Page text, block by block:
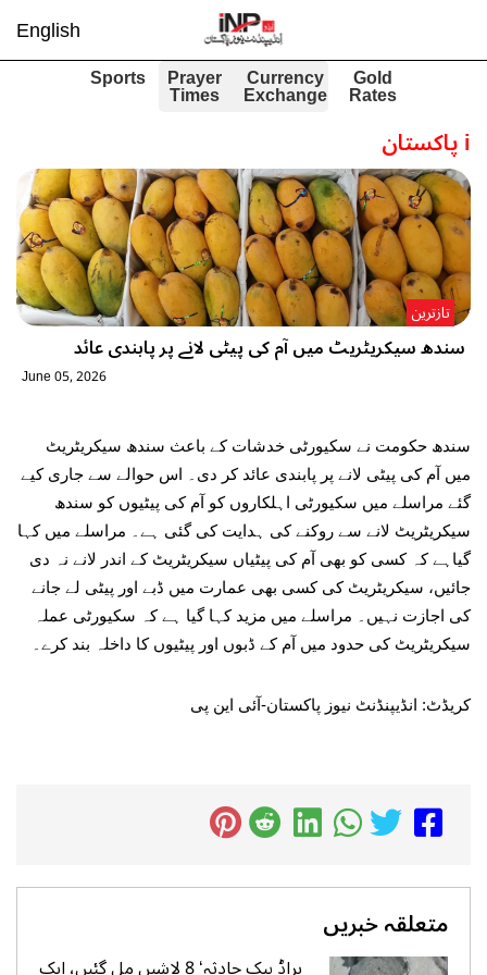
English
Gold
Rates
Currency
Exchange
Prayer
Times
Sports
iپاکستان
سندھ سیکریٹریٹ میں آم کی پیٹی لانے پر پابندی عائد
تازترین
June 05, 2026
سندھ حکومت نے سکیورٹی خدشات کے باعث سندھ سیکریٹریٹ
میں آم کی پیٹی لانے پر پابندی عائد کر دی۔ اس حوالے سے جاری کیے
گئے مراسلے میں سکیورٹی اہلکاروں کو آم کی پیٹیوں کو سندھ
سیکریٹریٹ لانے سے روکنے کی ہدایت کی گئی ہے۔ مراسلے میں کہا
گیاہے کہ کسی کو بھی آم کی پیٹیاں سیکریٹریٹ کے اندر لانے نہ دی
جائیں، سیکریٹریٹ کی کسی بھی عمارت میں ڈبے اور پیٹی لے جانے
کی اجازت نہیں۔ مراسلے میں مزید کہا گیا ہے کہ سکیورٹی عملہ
سیکریٹریٹ کی حدود میں آم کے ڈبوں اور پیٹیوں کا داخلہ بند کرے۔
کریڈٹ: انڈیپنڈنٹ نیوز پاکستان-آئی این پی
متعلقہ خبریں